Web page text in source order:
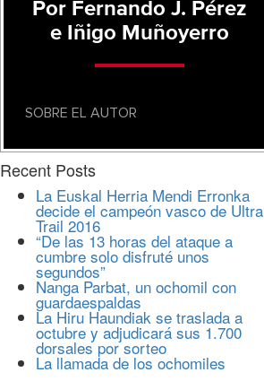
Por Fernando J. Pérez
e Iñigo Muñoyerro
SOBRE EL AUTOR
Recent Posts
La Euskal Herria Mendi Erronka
decide el campeón vasco de Ultra
Trail 2016
“De las 13 horas del ataque a
cumbre solo disfruté unos
segundos”
Nanga Parbat, un ochomil con
guardaespaldas
La Hiru Haundiak se traslada a
octubre y adjudicará sus 1.700
dorsales por sorteo
La llamada de los ochomiles